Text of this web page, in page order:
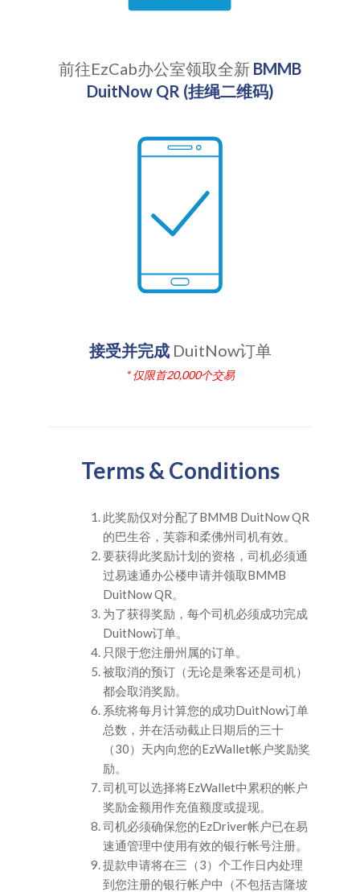
前往EzCab办公室领取全新 BMMB
DuitNow QR (挂绳二维码)
接受并完成 DuitNow订单
* 仅限首20,000个交易
Terms & Conditions
此奖励仅对分配了BMMB DuitNow QR
的巴生谷，芙蓉和柔佛州司机有效。
要获得此奖励计划的资格，司机必须通
过易速通办公楼申请并领取BMMB
DuitNow QR。
为了获得奖励，每个司机必须成功完成
DuitNow订单。
只限于您注册州属的订单。
被取消的预订（无论是乘客还是司机）
都会取消奖励。
系统将每月计算您的成功DuitNow订单
总数，并在活动截止日期后的三十
（30）天内向您的EzWallet帐户奖励奖
励。
司机可以选择将EzWallet中累积的帐户
奖励金额用作充值额度或提现。
司机必须确保您的EzDriver帐户已在易
速通管理中使用有效的银行帐号注册。
提款申请将在三（3）个工作日内处理
到您注册的银行帐户中（不包括吉隆坡